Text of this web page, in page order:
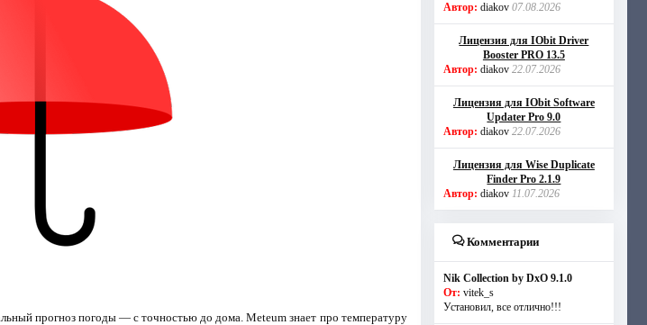
прогноз погоды — с точностью до дома. Meteum знает про температуру
Автор: diakov 07.08.2026
Лицензия для IObit Driver
Booster PRO 13.5
Автор: diakov 22.07.2026
Лицензия для IObit Software
Updater Pro 9.0
Автор: diakov 22.07.2026
Лицензия для Wise Duplicate
Finder Pro 2.1.9
Автор: diakov 11.07.2026
Комментарии
Nik Collection by DxO 9.1.0
От: vitek_s
Установил, все отлично!!!